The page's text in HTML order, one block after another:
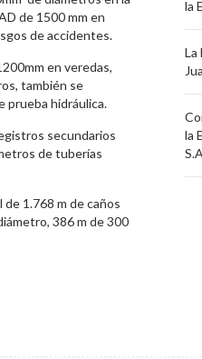
de 1500 mm en
de accidentes.
en veredas,
también se
prueba hidráulica.
secundarios
de tuberías
1.768 m de caños
386 m de 300
la
La
la